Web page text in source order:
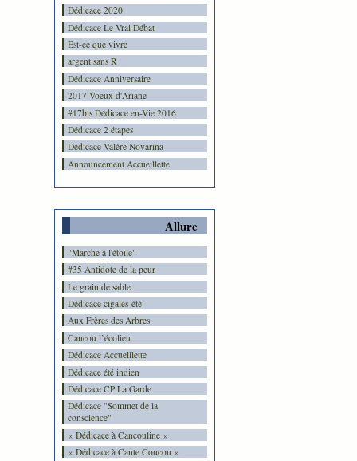
Dédicace 2020
Dédicace Le Vrai Débat
Est-ce que vivre
argent sans R
Dédicace Anniversaire
2017 Voeux d'Ariane
#17bis Dédicace en-Vie 2016
Dédicace 2 étapes
Dédicace Valère Novarina
Announcement Accueillette
Allure
"Marche à l'étoile"
#35 Antidote de la peur
Le grain de sable
Dédicace cigales-été
Aux Frères des Arbres
Cancou l’écolieu
Dédicace Accueillette
Dédicace été indien
Dédicace CP La Garde
Dédicace "Sommet de la
conscience"
« Dédicace à Cancouline »
« Dédicace à Cante Coucou »